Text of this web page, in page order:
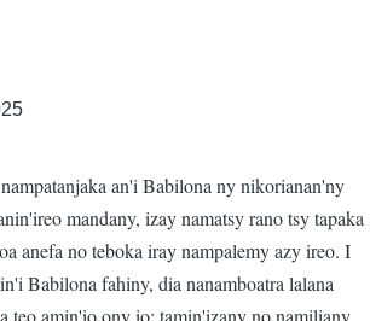
an'i Babilona ny nikorianan'ny
mandany, izay namatsy rano tsy tapaka
anefa no teboka iray nampalemy azy ireo. I
Babilona fahiny, dia nanamboatra lalana
teo amin'io ony io; tamin'izany no namiliany